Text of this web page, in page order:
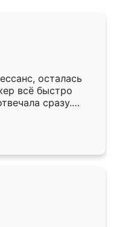
осталась
всё быстро
сразу.
подошёл к
Собрали
аккуратно, даже